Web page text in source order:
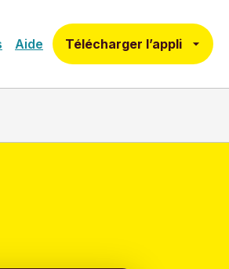
Aide Télécharger l’appli